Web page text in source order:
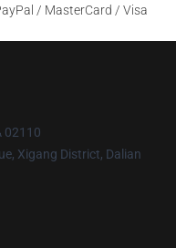
/ MasterCard / Visa
02110
Xigang District, Dalian